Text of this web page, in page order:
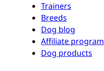
Trainers
Breeds
Dog blog
Affiliate program
Dog products